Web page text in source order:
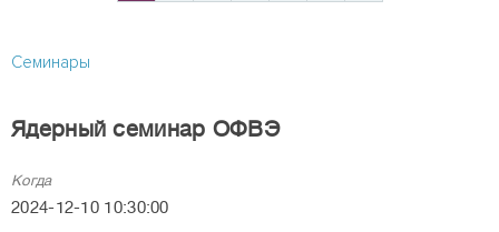
Семинары
Ядерный семинар ОФВЭ
Когда
2024-12-10 10:30:00